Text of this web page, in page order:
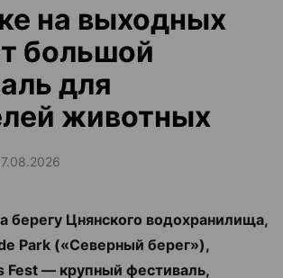
на выходных
большой
для
животных
берегу Цнянского водохранилища,
Park («Северный берег»),
Fest — крупный фестиваль,